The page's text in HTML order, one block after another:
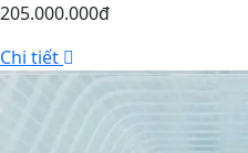
205.000.000đ
Chi tiết